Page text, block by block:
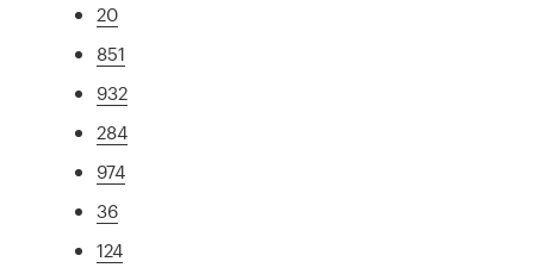
20
851
932
284
974
36
124